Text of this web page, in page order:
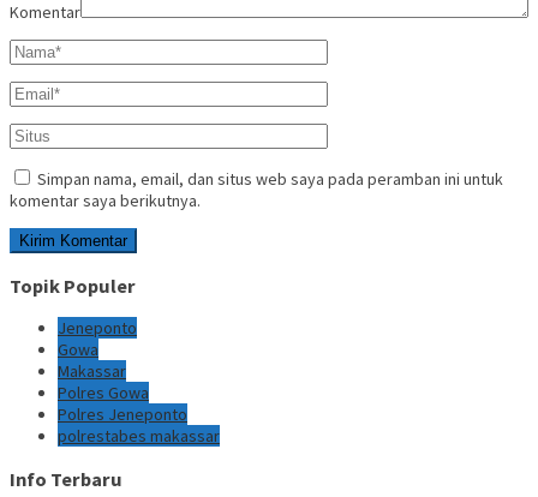
Komentar
Simpan nama, email, dan situs web saya pada peramban ini untuk
komentar saya berikutnya.
Topik Populer
Jeneponto
Gowa
Makassar
Polres Gowa
Polres Jeneponto
polrestabes makassar
Info Terbaru